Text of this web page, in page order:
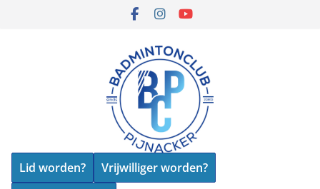
Lid worden?
Vrijwilliger worden?